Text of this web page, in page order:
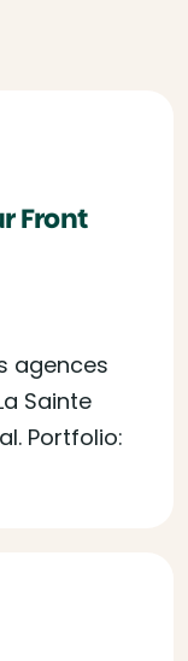
Front
agences
Sainte
Portfolio: